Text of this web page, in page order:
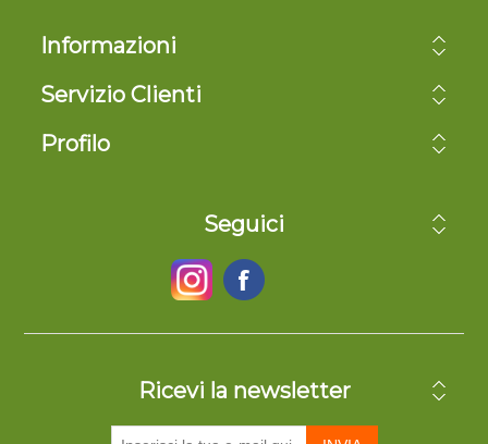
Informazioni
Servizio Clienti
Profilo
Seguici
Ricevi la newsletter